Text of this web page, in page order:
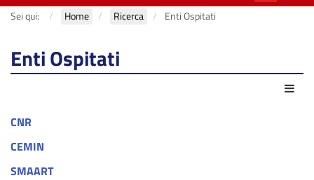
Sei qui: Home Ricerca Enti Ospitati
Enti Ospitati
CNR
CEMIN
SMAART